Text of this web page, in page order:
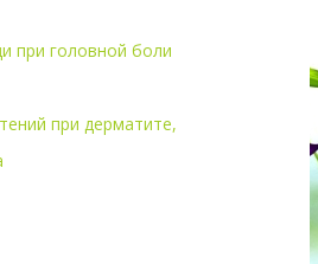
при головной боли
при дерматите,